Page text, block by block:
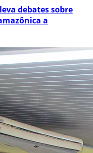
debates sobre
a